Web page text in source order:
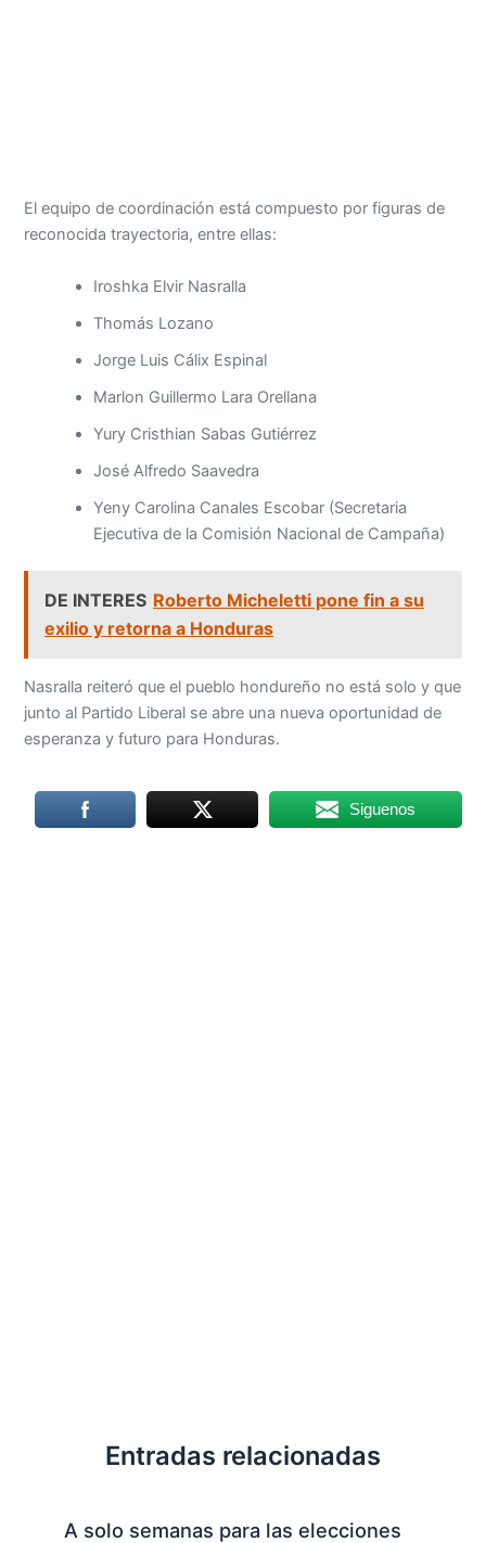
El equipo de coordinación está compuesto por figuras de
reconocida trayectoria, entre ellas:
Iroshka Elvir Nasralla
Thomás Lozano
Jorge Luis Cálix Espinal
Marlon Guillermo Lara Orellana
Yury Cristhian Sabas Gutiérrez
José Alfredo Saavedra
Yeny Carolina Canales Escobar (Secretaria
Ejecutiva de la Comisión Nacional de Campaña)
DE INTERES Roberto Micheletti pone fin a su
exilio y retorna a Honduras
Nasralla reiteró que el pueblo hondureño no está solo y que
junto al Partido Liberal se abre una nueva oportunidad de
esperanza y futuro para Honduras.
Siguenos
Entradas relacionadas
A solo semanas para las elecciones